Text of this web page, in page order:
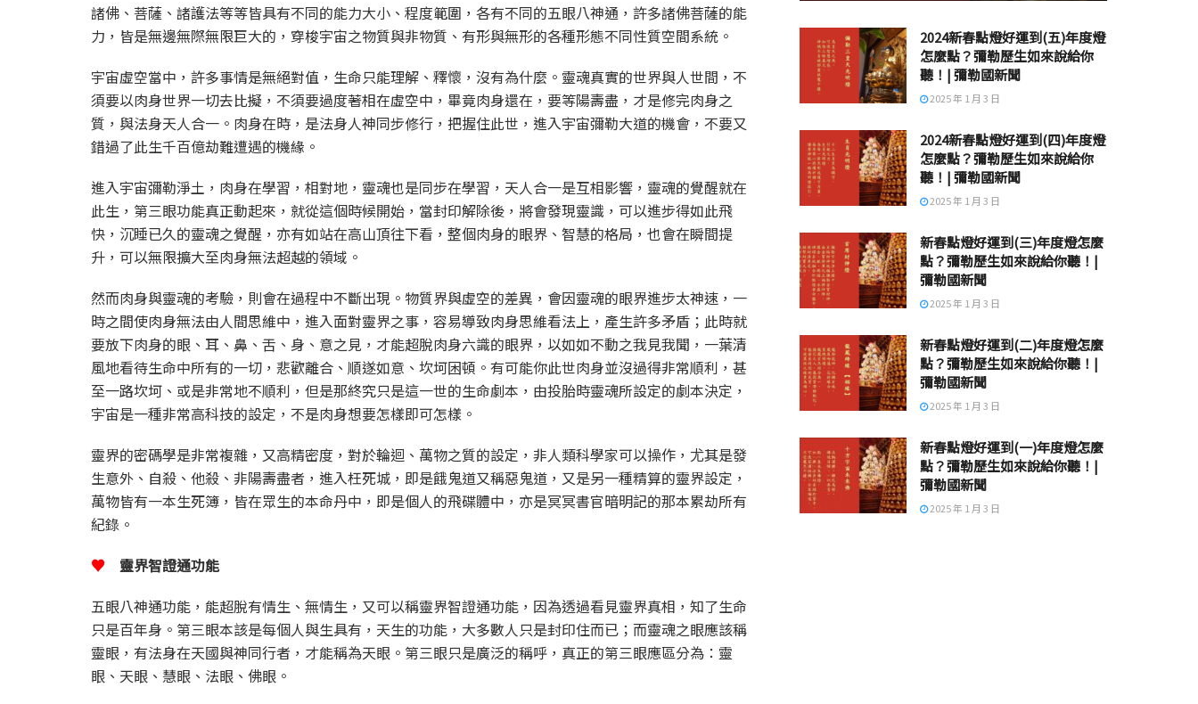
諸佛、菩薩、諸護法等等皆具有不同的能力大小、程度範圍，各有不同的五眼八神通，許多諸佛菩薩的能
力，皆是無邊無際無限巨大的，穿梭宇宙之物質與非物質、有形與無形的各種形態不同性質空間系統。
宇宙虛空當中，許多事情是無絕對值，生命只能理解、釋懷，沒有為什麼。靈魂真實的世界與人世間，不
須要以肉身世界一切去比擬，不須要過度著相在虛空中，畢竟肉身還在，要等陽壽盡，才是修完肉身之
質，與法身天人合一。肉身在時，是法身人神同步修行，把握住此世，進入宇宙彌勒大道的機會，不要又
錯過了此生千百億劫難遭遇的機緣。
進入宇宙彌勒淨土，肉身在學習，相對地，靈魂也是同步在學習，天人合一是互相影響，靈魂的覺醒就在
此生，第三眼功能真正動起來，就從這個時候開始，當封印解除後，將會發現靈識，可以進步得如此飛
快，沉睡已久的靈魂之覺醒，亦有如站在高山頂往下看，整個肉身的眼界、智慧的格局，也會在瞬間提
升，可以無限擴大至肉身無法超越的領域。
然而肉身與靈魂的考驗，則會在過程中不斷出現。物質界與虛空的差異，會因靈魂的眼界進步太神速，一
時之間使肉身無法由人間思維中，進入面對靈界之事，容易導致肉身思維看法上，產生許多矛盾；此時就
要放下肉身的眼、耳、鼻、舌、身、意之見，才能超脫肉身六識的眼界，以如如不動之我見我聞，一葉清
風地看待生命中所有的一切，悲歡離合、順遂如意、坎坷困頓。有可能你此世肉身並沒過得非常順利，甚
至一路坎坷、或是非常地不順利，但是那終究只是這一世的生命劇本，由投胎時靈魂所設定的劇本決定，
宇宙是一種非常高科技的設定，不是肉身想要怎樣即可怎樣。
靈界的密碼學是非常複雜，又高精密度，對於輪迴、萬物之質的設定，非人類科學家可以操作，尤其是發
生意外、自殺、他殺、非陽壽盡者，進入枉死城，即是餓鬼道又稱惡鬼道，又是另一種精算的靈界設定，
萬物皆有一本生死簿，皆在眾生的本命丹中，即是個人的飛碟體中，亦是冥冥書官暗明記的那本累劫所有
紀錄。
♥
靈界智證通功能
五眼八神通功能，能超脫有情生、無情生，又可以稱靈界智證通功能，因為透過看見靈界真相，知了生命
只是百年身。第三眼本該是每個人與生具有，天生的功能，大多數人只是封印住而已；而靈魂之眼應該稱
靈眼，有法身在天國與神同行者，才能稱為天眼。第三眼只是廣泛的稱呼，真正的第三眼應區分為：靈
眼、天眼、慧眼、法眼、佛眼。
2024新春點燈好運到(五)年度燈
怎麼點？彌勒歷生如來說給你
聽！| 彌勒國新聞
2025 年 1 月 3 日
2024新春點燈好運到(四)年度燈
怎麼點？彌勒歷生如來說給你
聽！| 彌勒國新聞
2025 年 1 月 3 日
新春點燈好運到(三)年度燈怎麼
點？彌勒歷生如來說給你聽！|
彌勒國新聞
2025 年 1 月 3 日
新春點燈好運到(二)年度燈怎麼
點？彌勒歷生如來說給你聽！|
彌勒國新聞
2025 年 1 月 3 日
新春點燈好運到(一)年度燈怎麼
點？彌勒歷生如來說給你聽！|
彌勒國新聞
2025 年 1 月 3 日